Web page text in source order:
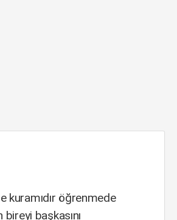
kuramıdır öğrenmede
başkasını